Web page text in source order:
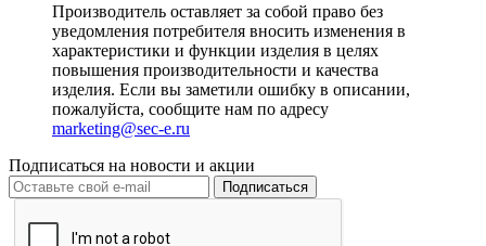
Производитель оставляет за собой право без
уведомления потребителя вносить изменения в
характеристики и функции изделия в целях
повышения производительности и качества
изделия. Если вы заметили ошибку в описании,
пожалуйста, сообщите нам по адресу
marketing@sec-e.ru
Подписаться на новости и акции
Подписаться